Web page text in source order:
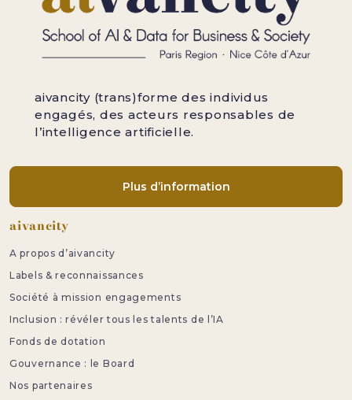
aivancity (trans)forme des individus
engagés, des acteurs responsables de
l’intelligence artificielle.
Plus d’information
Pied de page
aivancity
A propos d’aivancity
Labels & reconnaissances
Société à mission engagements
Inclusion : révéler tous les talents de l’IA
Fonds de dotation
Gouvernance : le Board
Nos partenaires